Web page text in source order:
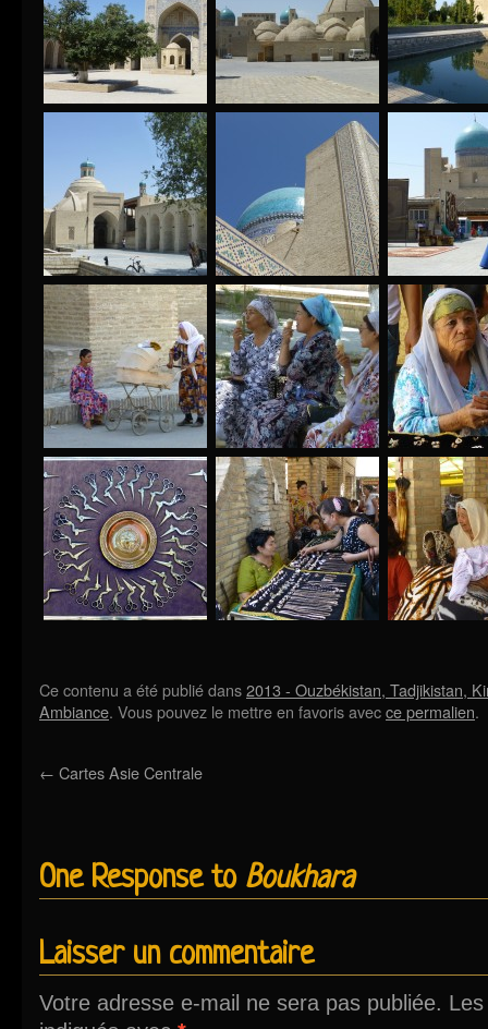
Ce contenu a été publié dans2013 - Ouzbékistan, Tadjikistan,
Ambiance. Vous pouvez le mettre en favoris avecce permalien.
← Cartes Asie Centrale
One Response to Boukhara
Laisser un commentaire
Votre adresse e-mail ne sera pas publiée.